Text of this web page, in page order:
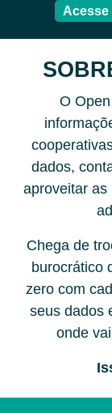
Acesse
O
dados,
aproveitar as
Chega de
burocrático
zero com
seus dados
onde